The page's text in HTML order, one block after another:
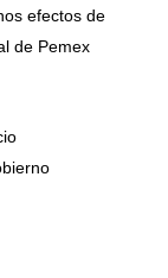
efectos de
de Pemex